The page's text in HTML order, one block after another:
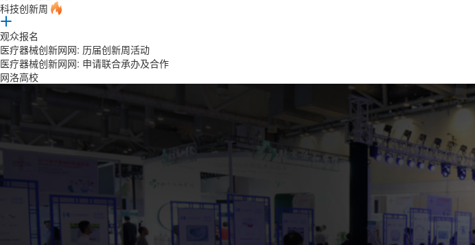
科技创新周
观众报名
医疗器械创新网网: 历届创新周活动
医疗器械创新网网: 申请联合承办及合作
网洛高校